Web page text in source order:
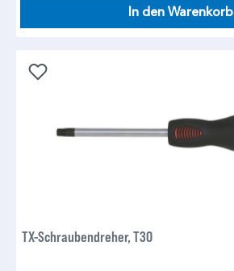
In den Warenkorb
TX-Schraubendreher, T30